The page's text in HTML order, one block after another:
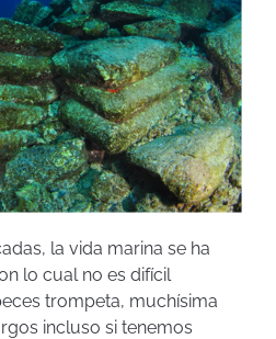
la vida marina se ha
lo cual no es difícil
trompeta, muchísima
incluso si tenemos